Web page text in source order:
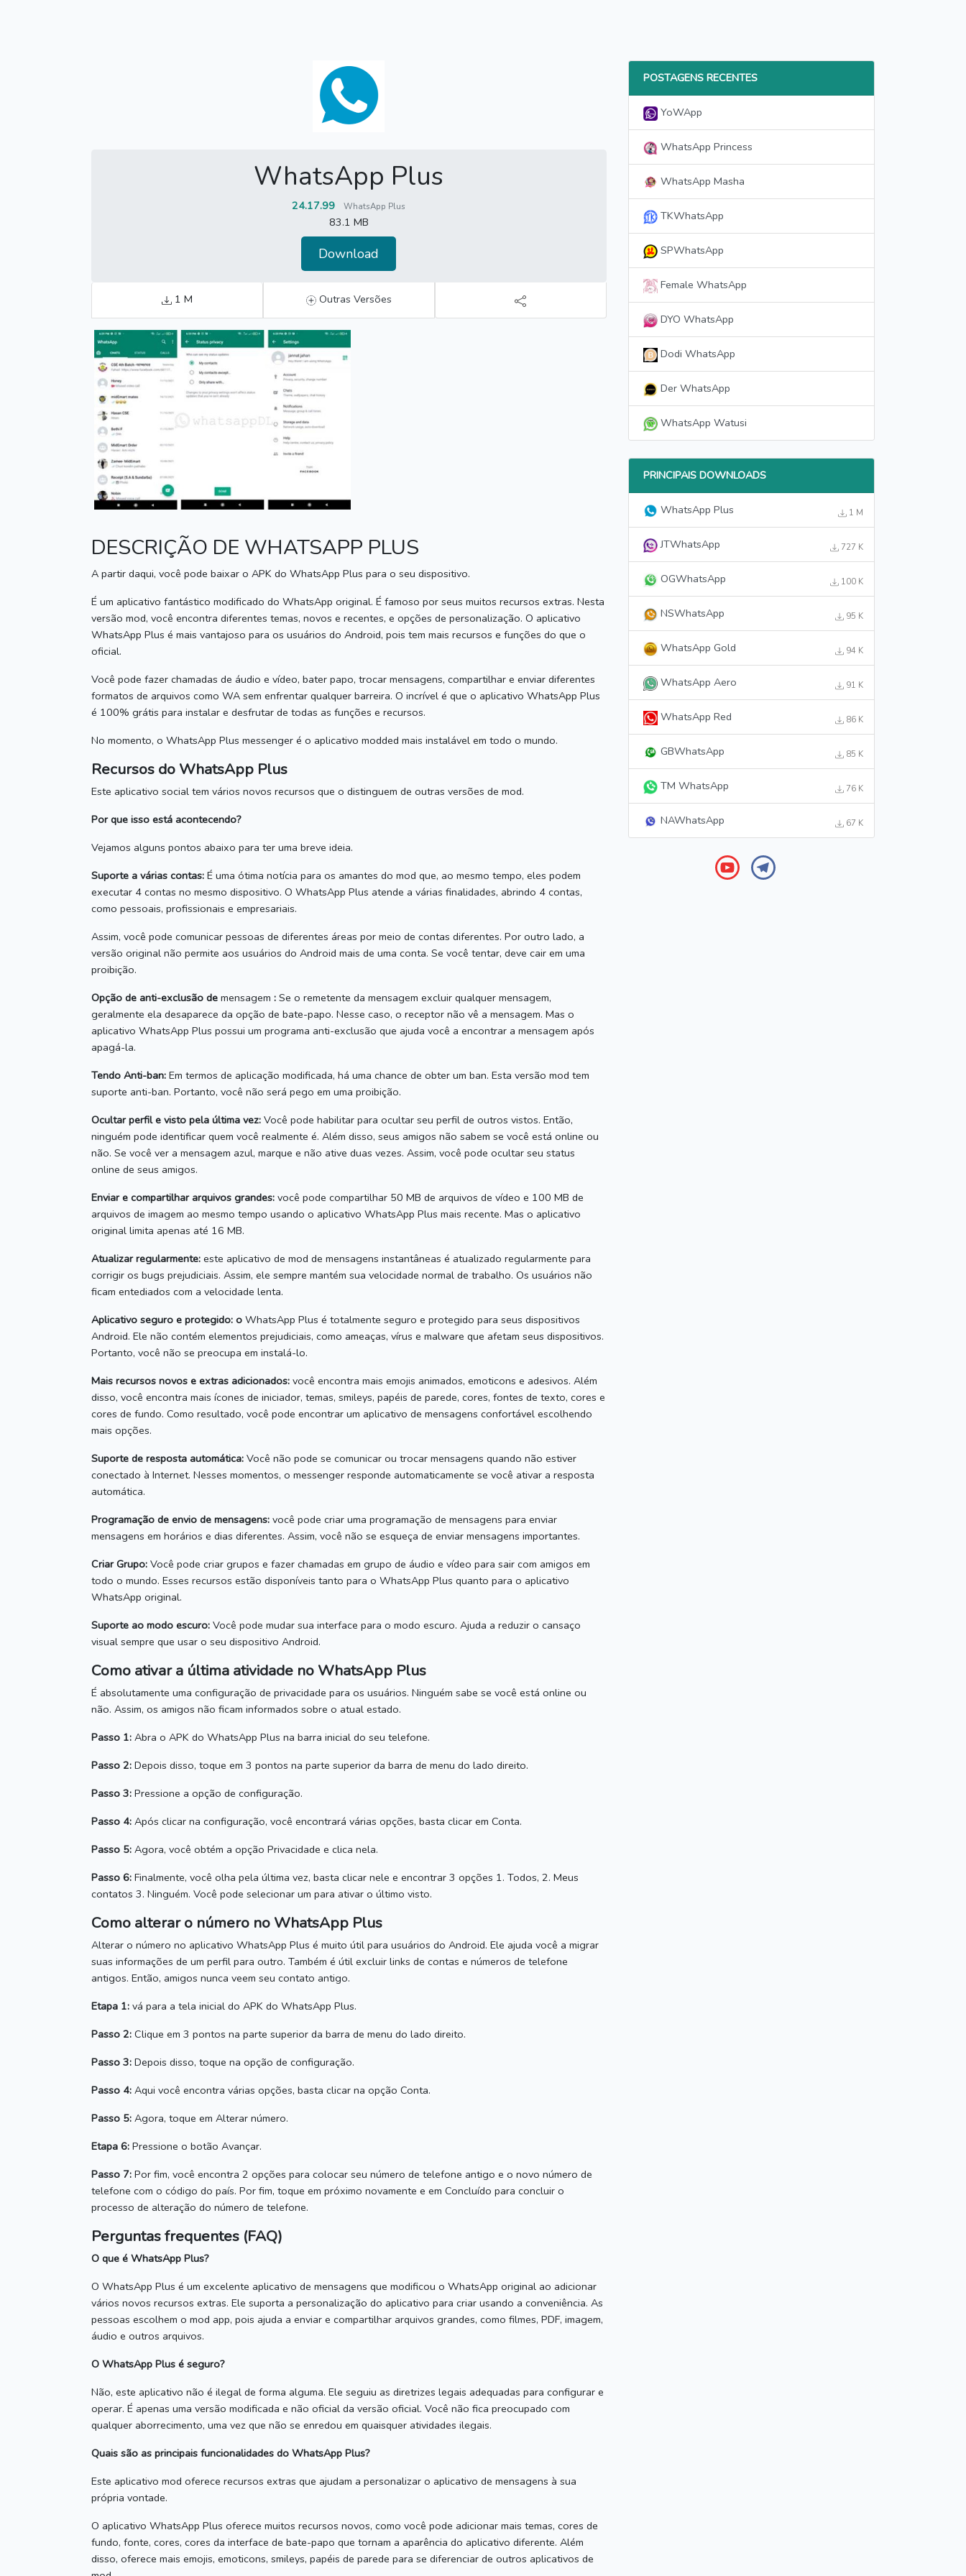
WhatsApp Plus
24.17.99 WhatsApp Plus
83.1 MB
Download
1 M Outras Versões
DESCRIÇÃO DE WHATSAPP PLUS
A partir daqui, você pode baixar o APK do WhatsApp Plus para o seu dispositivo.
É um aplicativo fantástico modificado do WhatsApp original. É famoso por seus muitos recursos extras. Nesta
versão mod, você encontra diferentes temas, novos e recentes, e opções de personalização. O aplicativo
WhatsApp Plus é mais vantajoso para os usuários do Android, pois tem mais recursos e funções do que o
oficial.
Você pode fazer chamadas de áudio e vídeo, bater papo, trocar mensagens, compartilhar e enviar diferentes
formatos de arquivos como WA sem enfrentar qualquer barreira. O incrível é que o aplicativo WhatsApp Plus
é 100% grátis para instalar e desfrutar de todas as funções e recursos.
No momento, o WhatsApp Plus messenger é o aplicativo modded mais instalável em todo o mundo.
Recursos do WhatsApp Plus
Este aplicativo social tem vários novos recursos que o distinguem de outras versões de mod.
Por que isso está acontecendo?
Vejamos alguns pontos abaixo para ter uma breve ideia.
Suporte a várias contas: É uma ótima notícia para os amantes do mod que, ao mesmo tempo, eles podem
executar 4 contas no mesmo dispositivo. O WhatsApp Plus atende a várias finalidades, abrindo 4 contas,
como pessoais, profissionais e empresariais.
Assim, você pode comunicar pessoas de diferentes áreas por meio de contas diferentes. Por outro lado, a
versão original não permite aos usuários do Android mais de uma conta. Se você tentar, deve cair em uma
proibição.
Opção de anti-exclusão de mensagem : Se o remetente da mensagem excluir qualquer mensagem,
geralmente ela desaparece da opção de bate-papo. Nesse caso, o receptor não vê a mensagem. Mas o
aplicativo WhatsApp Plus possui um programa anti-exclusão que ajuda você a encontrar a mensagem após
apagá-la.
Tendo Anti-ban: Em termos de aplicação modificada, há uma chance de obter um ban. Esta versão mod tem
suporte anti-ban. Portanto, você não será pego em uma proibição.
Ocultar perfil e visto pela última vez: Você pode habilitar para ocultar seu perfil de outros vistos. Então,
ninguém pode identificar quem você realmente é. Além disso, seus amigos não sabem se você está online ou
não. Se você ver a mensagem azul, marque e não ative duas vezes. Assim, você pode ocultar seu status
online de seus amigos.
Enviar e compartilhar arquivos grandes: você pode compartilhar 50 MB de arquivos de vídeo e 100 MB de
arquivos de imagem ao mesmo tempo usando o aplicativo WhatsApp Plus mais recente. Mas o aplicativo
original limita apenas até 16 MB.
Atualizar regularmente: este aplicativo de mod de mensagens instantâneas é atualizado regularmente para
corrigir os bugs prejudiciais. Assim, ele sempre mantém sua velocidade normal de trabalho. Os usuários não
ficam entediados com a velocidade lenta.
Aplicativo seguro e protegido: o WhatsApp Plus é totalmente seguro e protegido para seus dispositivos
Android. Ele não contém elementos prejudiciais, como ameaças, vírus e malware que afetam seus dispositivos.
Portanto, você não se preocupa em instalá-lo.
Mais recursos novos e extras adicionados: você encontra mais emojis animados, emoticons e adesivos. Além
disso, você encontra mais ícones de iniciador, temas, smileys, papéis de parede, cores, fontes de texto, cores e
cores de fundo. Como resultado, você pode encontrar um aplicativo de mensagens confortável escolhendo
mais opções.
Suporte de resposta automática: Você não pode se comunicar ou trocar mensagens quando não estiver
conectado à Internet. Nesses momentos, o messenger responde automaticamente se você ativar a resposta
automática.
Programação de envio de mensagens: você pode criar uma programação de mensagens para enviar
mensagens em horários e dias diferentes. Assim, você não se esqueça de enviar mensagens importantes.
Criar Grupo: Você pode criar grupos e fazer chamadas em grupo de áudio e vídeo para sair com amigos em
todo o mundo. Esses recursos estão disponíveis tanto para o WhatsApp Plus quanto para o aplicativo
WhatsApp original.
Suporte ao modo escuro: Você pode mudar sua interface para o modo escuro. Ajuda a reduzir o cansaço
visual sempre que usar o seu dispositivo Android.
Como ativar a última atividade no WhatsApp Plus
É absolutamente uma configuração de privacidade para os usuários. Ninguém sabe se você está online ou
não. Assim, os amigos não ficam informados sobre o atual estado.
Passo 1: Abra o APK do WhatsApp Plus na barra inicial do seu telefone.
Passo 2: Depois disso, toque em 3 pontos na parte superior da barra de menu do lado direito.
Passo 3: Pressione a opção de configuração.
Passo 4: Após clicar na configuração, você encontrará várias opções, basta clicar em Conta.
Passo 5: Agora, você obtém a opção Privacidade e clica nela.
Passo 6: Finalmente, você olha pela última vez, basta clicar nele e encontrar 3 opções 1. Todos, 2. Meus
contatos 3. Ninguém. Você pode selecionar um para ativar o último visto.
Como alterar o número no WhatsApp Plus
Alterar o número no aplicativo WhatsApp Plus é muito útil para usuários do Android. Ele ajuda você a migrar
suas informações de um perfil para outro. Também é útil excluir links de contas e números de telefone
antigos. Então, amigos nunca veem seu contato antigo.
Etapa 1: vá para a tela inicial do APK do WhatsApp Plus.
Passo 2: Clique em 3 pontos na parte superior da barra de menu do lado direito.
Passo 3: Depois disso, toque na opção de configuração.
Passo 4: Aqui você encontra várias opções, basta clicar na opção Conta.
Passo 5: Agora, toque em Alterar número.
Etapa 6: Pressione o botão Avançar.
Passo 7: Por fim, você encontra 2 opções para colocar seu número de telefone antigo e o novo número de
telefone com o código do país. Por fim, toque em próximo novamente e em Concluído para concluir o
processo de alteração do número de telefone.
Perguntas frequentes (FAQ)
O que é WhatsApp Plus?
O WhatsApp Plus é um excelente aplicativo de mensagens que modificou o WhatsApp original ao adicionar
vários novos recursos extras. Ele suporta a personalização do aplicativo para criar usando a conveniência. As
pessoas escolhem o mod app, pois ajuda a enviar e compartilhar arquivos grandes, como filmes, PDF, imagem,
áudio e outros arquivos.
O WhatsApp Plus é seguro?
Não, este aplicativo não é ilegal de forma alguma. Ele seguiu as diretrizes legais adequadas para configurar e
operar. É apenas uma versão modificada e não oficial da versão oficial. Você não fica preocupado com
qualquer aborrecimento, uma vez que não se enredou em quaisquer atividades ilegais.
Quais são as principais funcionalidades do WhatsApp Plus?
Este aplicativo mod oferece recursos extras que ajudam a personalizar o aplicativo de mensagens à sua
própria vontade.
O aplicativo WhatsApp Plus oferece muitos recursos novos, como você pode adicionar mais temas, cores de
fundo, fonte, cores, cores da interface de bate-papo que tornam a aparência do aplicativo diferente. Além
disso, oferece mais emojis, emoticons, smileys, papéis de parede para se diferenciar de outros aplicativos de
POSTAGENS RECENTES
YoWApp
WhatsApp Princess
WhatsApp Masha
TKWhatsApp
SPWhatsApp
Female WhatsApp
DYO WhatsApp
Dodi WhatsApp
Der WhatsApp
WhatsApp Watusi
PRINCIPAIS DOWNLOADS
WhatsApp Plus 1 M
JTWhatsApp 727 K
OGWhatsApp 100 K
NSWhatsApp 95 K
WhatsApp Gold 94 K
WhatsApp Aero 91 K
WhatsApp Red 86 K
GBWhatsApp 85 K
TM WhatsApp 76 K
NAWhatsApp 67 K